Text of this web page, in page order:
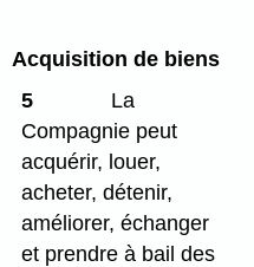
Acquisition de biens
5
La
Compagnie peut
acquérir, louer,
acheter, détenir,
améliorer, échanger
et prendre à bail des